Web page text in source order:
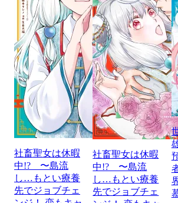
社畜聖女は休暇
中!? 〜島流
し…もとい療養
先でジョブチェ
社畜聖女は休暇
中!? 〜島流
し…もとい療養
先でジョブチェ